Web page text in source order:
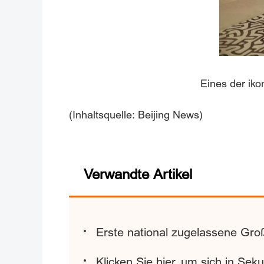
Eines der
(Inhaltsquelle: Beijing News)
Verwandte Artikel
Erste national zugelassene